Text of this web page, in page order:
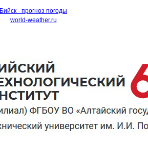
Бийск - прогноз погоды
world-weather.ru